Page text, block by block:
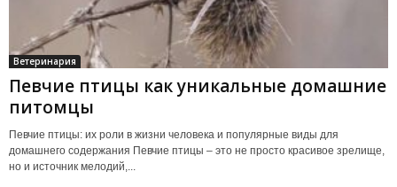
Ветеринария
Певчие птицы как уникальные домашние
питомцы
Певчие птицы: их роли в жизни человека и популярные виды для
домашнего содержания Певчие птицы – это не просто красивое зрелище,
но и источник мелодий,...